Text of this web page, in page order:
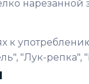
"Лук-